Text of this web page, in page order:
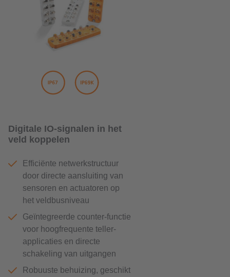
Digitale IO-signalen in het
veld koppelen
Efficiënte netwerkstructuur
door directe aansluiting van
sensoren en actuatoren op
het veldbusniveau
Geïntegreerde counter-functie
voor hoogfrequente teller-
applicaties en directe
schakeling van uitgangen
Robuuste behuizing, geschikt